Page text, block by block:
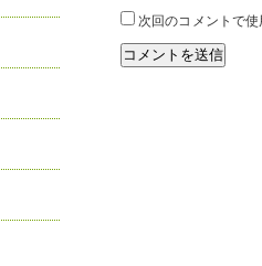
次回のコメントで